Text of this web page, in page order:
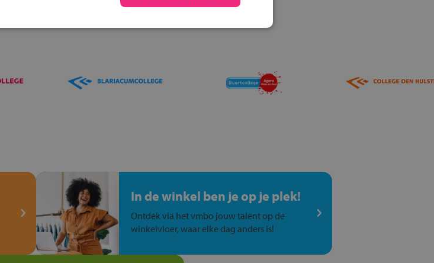
In de winkel ben je op je plek!
Ontdek via het vmbo jouw talent op de
winkelvloer, waar elke dag anders is!